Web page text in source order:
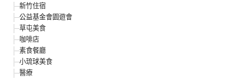
新竹住宿
公益基金會園遊會
草屯美食
咖啡店
素食餐廳
小琉球美食
醫療